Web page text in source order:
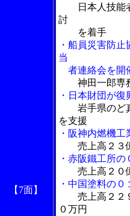
【7面】
日本人技能
討
を着手
・船員災害防
当
者連絡会を開
神田一郎専
・日本財団が
岩手県のど
を支援
・阪神内燃機
売上高２３
・赤阪鐵工所
売上高２０
・中国塗料の
売上高２２
０万円